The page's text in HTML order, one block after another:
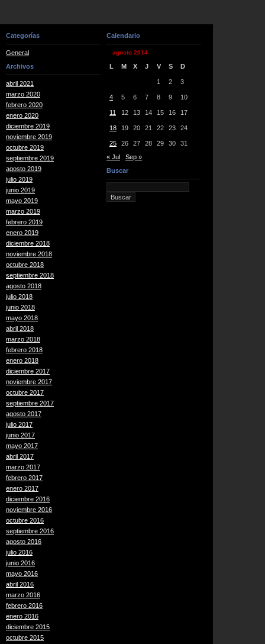
Categorías
General
Archivos
abril 2021
marzo 2020
febrero 2020
enero 2020
diciembre 2019
noviembre 2019
octubre 2019
septiembre 2019
agosto 2019
julio 2019
junio 2019
mayo 2019
marzo 2019
febrero 2019
enero 2019
diciembre 2018
noviembre 2018
octubre 2018
septiembre 2018
agosto 2018
julio 2018
junio 2018
mayo 2018
abril 2018
marzo 2018
febrero 2018
enero 2018
diciembre 2017
noviembre 2017
octubre 2017
septiembre 2017
agosto 2017
julio 2017
junio 2017
mayo 2017
abril 2017
marzo 2017
febrero 2017
enero 2017
diciembre 2016
noviembre 2016
octubre 2016
septiembre 2016
agosto 2016
julio 2016
junio 2016
mayo 2016
abril 2016
marzo 2016
febrero 2016
enero 2016
diciembre 2015
octubre 2015
Calendario
agosto 2014
L M X J V S D
1 2 3
4 5 6 7 8 9 10
11 12 13 14 15 16 17
18 19 20 21 22 23 24
25 26 27 28 29 30
31
« Jul
Sep »
Buscar